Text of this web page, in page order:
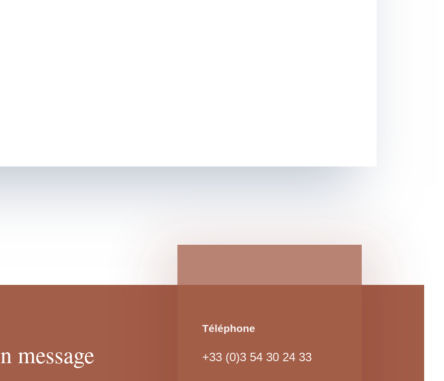
message
Téléphone
+33 (0)3 54 30 24 33